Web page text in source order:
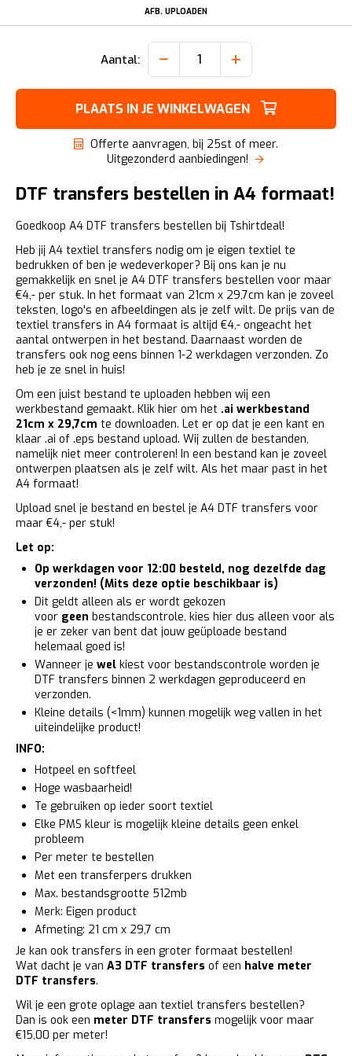
AFB. UPLOADEN
Aantal: +
−
PLAATS IN JE WINKELWAGEN
Offerte aanvragen, bij 25st of meer.
Uitgezonderd aanbiedingen!
DTF transfers bestellen in A4 formaat!
Goedkoop A4 DTF transfers bestellen bij Tshirtdeal!
Heb jij A4 textiel transfers nodig om je eigen textiel te
bedrukken of ben je wedeverkoper? Bij ons kan je nu
gemakkelijk en snel je A4 DTF transfers bestellen voor maar
€4,- per stuk. In het formaat van 21cm x 29,7cm kan je zoveel
teksten, logo's en afbeeldingen als je zelf wilt. De prijs van de
textiel transfers in A4 formaat is altijd €4,- ongeacht het
aantal ontwerpen in het bestand. Daarnaast worden de
transfers ook nog eens binnen 1-2 werkdagen verzonden. Zo
heb je ze snel in huis!
Om een juist bestand te uploaden hebben wij een
werkbestand gemaakt. Klik hier om het .ai werkbestand
21cm x 29,7cm te downloaden. Let er op dat je een kant en
klaar .ai of .eps bestand upload. Wij zullen de bestanden,
namelijk niet meer controleren! In een bestand kan je zoveel
ontwerpen plaatsen als je zelf wilt. Als het maar past in het
A4 formaat!
Upload snel je bestand en bestel je A4 DTF transfers voor
maar €4,- per stuk!
Let op:
Op werkdagen voor 12:00 besteld, nog dezelfde dag
verzonden! (Mits deze optie beschikbaar is)
Dit geldt alleen als er wordt gekozen
voor geen bestandscontrole, kies hier dus alleen voor als
je er zeker van bent dat jouw geüploade bestand
helemaal goed is!
Wanneer je wel kiest voor bestandscontrole worden je
DTF transfers binnen 2 werkdagen geproduceerd en
verzonden.
Kleine details (<1mm) kunnen mogelijk weg vallen in het
uiteindelijke product!
INFO:
Hotpeel en softfeel
Hoge wasbaarheid!
Te gebruiken op ieder soort textiel
Elke PMS kleur is mogelijk kleine details geen enkel
probleem
Per meter te bestellen
Met een transferpers drukken
Max. bestandsgrootte 512mb
Merk: Eigen product
Afmeting: 21 cm x 29,7 cm
Je kan ook transfers in een groter formaat bestellen!
Wat dacht je van A3 DTF transfers of een halve meter
DTF transfers.
Wil je een grote oplage aan textiel transfers bestellen?
Dan is ook een meter DTF transfers mogelijk voor maar
€15,00 per meter!